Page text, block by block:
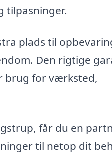
tilpasninger.
plads til
Den rigtige
brug for værksted,
får du en
til netop dit